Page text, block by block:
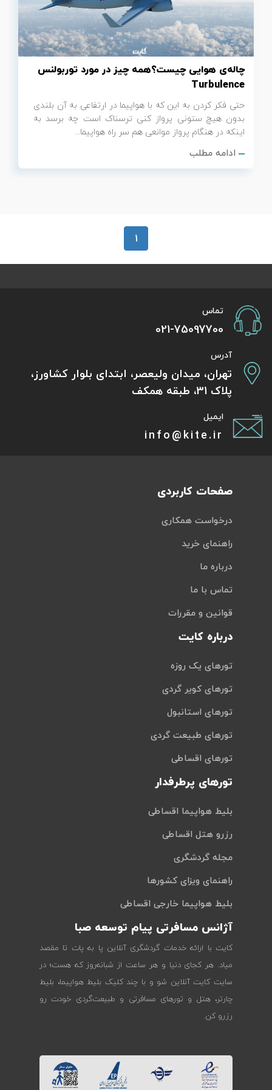
چاله‌ی هوایی چیست؟همه چیز در مورد توربولنس
Turbulence
حتی فکر کردن به این که با هواپیما در ارتفاعی به آن بلندی
بدون هیچ ستونی پرواز کنی ترسناک است چه برسد به
اینکه در هنگام پرواز موانعی هم سر راه هواپیما...
ادامه مطلب
1
تماس
021-75097700
آدرس
تهران، میدان ولیعصر، ابتدای بلوار کشاورز،
پلاک 31، طبقه همکف
ایمیل
info@kite.ir
صفحات کاربردی
درخواست همکاری
راهنمای خرید
درباره ما
تماس با ما
قوانین و مقررات
درباره کایت
تورهای یک روزه
تورهای کویر گردی
تورهای استانبول
تورهای طبیعت گردی
تورهای اقساطی
تورهای پرطرفدار
بلیط هواپیما اقساطی
رزرو هتل اقساطی
مجله گردشگری
راهنمای ویزای کشورها
بلیط هواپیما خارجی اقساطی
آژانس مسافرتی پیام توسعه صبا
کایت با ارائه خدمات گردشگری آنلاین پا به پات تا مقصد
میاد. هر کجای دنیا و هر ساعت از شبانه‌روز که هست؛ در
سایت کایت آنلاین شو و با چند کلیک بلیط هواپیما، بلیط
چارتر، هتل و تورهای مسافرتی و طبیعت‌گردی خودت رو
رزرو کن.
تور سوباتان
تور چابهار
تور مرداب هسل
تور کاشان